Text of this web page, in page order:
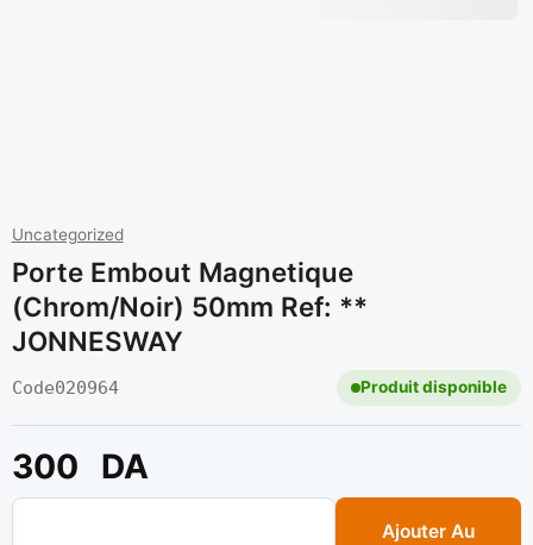
Uncategorized
Porte Embout Magnetique
(chrom/noir) 50mm Ref: **
JONNESWAY
Code020964 Produit disponible
300 DA
quantité de Porte embout magnetique (chrom/noir) 50mm ref:
Ajouter Au